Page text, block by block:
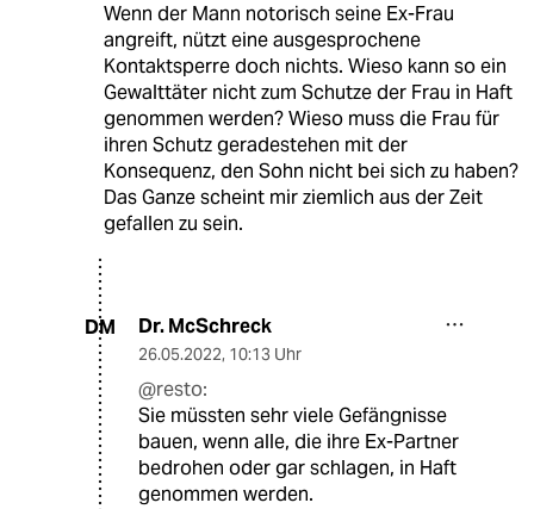
Wenn der Mann notorisch seine Ex-Frau
angreift, nützt eine ausgesprochene
Kontaktsperre doch nichts. Wieso kann so ein
Gewalttäter nicht zum Schutze der Frau in Haft
genommen werden? Wieso muss die Frau für
ihren Schutz geradestehen mit der
Konsequenz, den Sohn nicht bei sich zu haben?
Das Ganze scheint mir ziemlich aus der Zeit
gefallen zu sein.
DM Dr. McSchreck
26.05.2022, 10:13 Uhr
@resto:
Sie müssten sehr viele Gefängnisse
bauen, wenn alle, die ihre Ex-Partner
bedrohen oder gar schlagen, in Haft
genommen werden.